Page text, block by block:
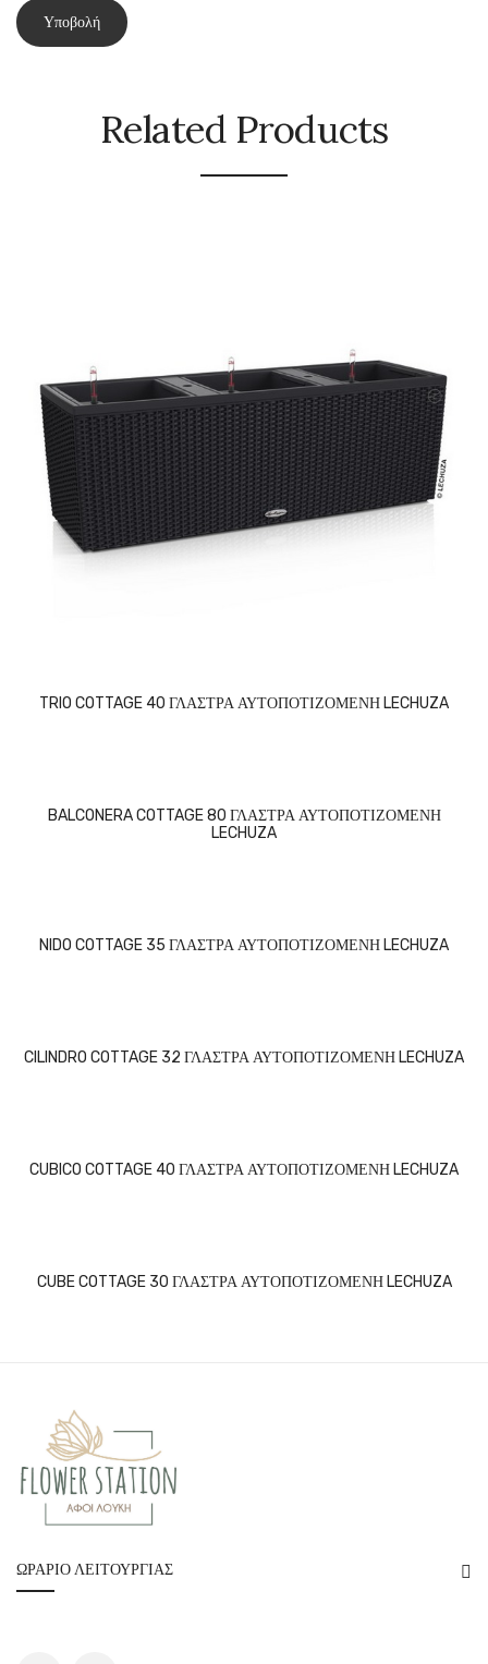
Related Products
TRIO COTTAGE 40 ΓΛΑΣΤΡΑ ΑΥΤΟΠΟΤΙΖΟΜΕΝΗ LECHUZA
BALCONERA COTTAGE 80 ΓΛΑΣΤΡΑ ΑΥΤΟΠΟΤΙΖΟΜΕΝΗ
LECHUZA
NIDO COTTAGE 35 ΓΛΑΣΤΡΑ ΑΥΤΟΠΟΤΙΖΟΜΕΝΗ LECHUZA
CILINDRO COTTAGE 32 ΓΛΑΣΤΡΑ ΑΥΤΟΠΟΤΙΖΟΜΕΝΗ LECHUZA
CUBICO COTTAGE 40 ΓΛΑΣΤΡΑ ΑΥΤΟΠΟΤΙΖΟΜΕΝΗ LECHUZA
CUBE COTTAGE 30 ΓΛΑΣΤΡΑ ΑΥΤΟΠΟΤΙΖΟΜΕΝΗ LECHUZA
ΩΡΆΡΙΟ ΛΕΙΤΟΥΡΓΊΑΣ